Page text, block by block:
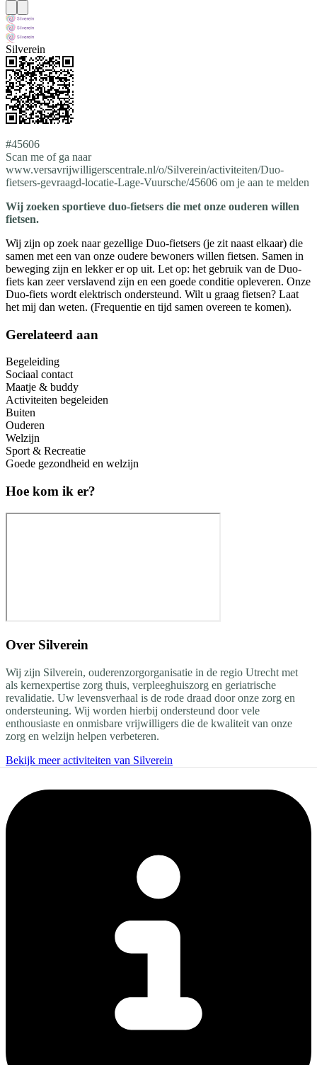
Silverein
#45606
Scan me of ga naar
www.versavrijwilligerscentrale.nl/o/Silverein/activiteiten/Duo-
fietsers-gevraagd-locatie-Lage-Vuursche/45606 om je aan te melden
Wij zoeken sportieve duo-fietsers die met onze ouderen willen
fietsen.
Wij zijn op zoek naar gezellige Duo-fietsers (je zit naast elkaar) die
samen met een van onze oudere bewoners willen fietsen. Samen in
beweging zijn en lekker er op uit. Let op: het gebruik van de Duo-
fiets kan zeer verslavend zijn en een goede conditie opleveren. Onze
Duo-fiets wordt elektrisch ondersteund. Wilt u graag fietsen? Laat
het mij dan weten. (Frequentie en tijd samen overeen te komen).
Gerelateerd aan
Begeleiding
Sociaal contact
Maatje & buddy
Activiteiten begeleiden
Buiten
Ouderen
Welzijn
Sport & Recreatie
Goede gezondheid en welzijn
Hoe kom ik er?
Over Silverein
Wij zijn Silverein, ouderenzorgorganisatie in de regio Utrecht met
als kernexpertise zorg thuis, verpleeghuiszorg en geriatrische
revalidatie. Uw levensverhaal is de rode draad door onze zorg en
ondersteuning. Wij worden hierbij ondersteund door vele
enthousiaste en onmisbare vrijwilligers die de kwaliteit van onze
zorg en welzijn helpen verbeteren.
Bekijk meer activiteiten van Silverein